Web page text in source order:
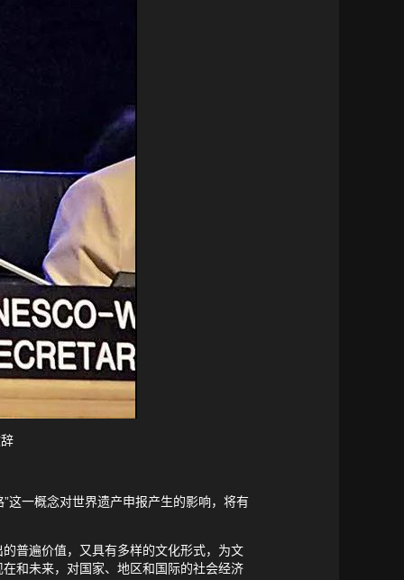
这一概念对世界遗产申报产生的影响，将有
普遍价值，又具有多样的文化形式，为文
和未来，对国家、地区和国际的社会经济